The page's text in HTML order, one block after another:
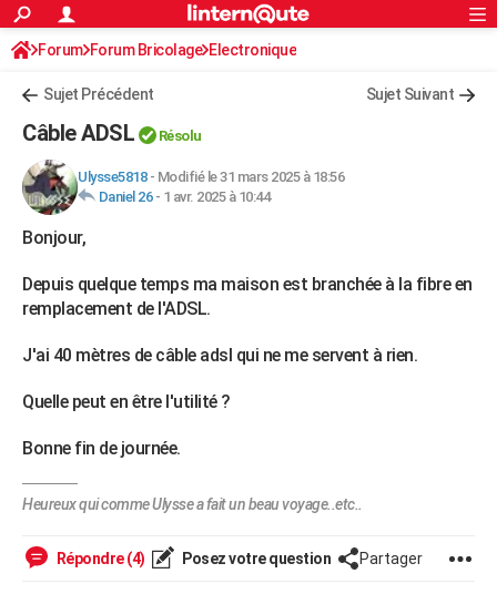
ACTUALITÉS
Politique
Société
Faits Divers
Education
Monde
Villes
+
FINANCE
Retraite
Impôts
Epargne
Immobilier
Risques naturels par ville
Banque
Assurance
Crédit
AUTO
Essais
Réserver un essai
Citadines
Berlines
SUV
Forum auto
+HIGH-TECH
Mobiles
Meilleur smartphone
Internet
Ordinateurs
Jeux vidéo
Guide high-tech
+BRICOLAGE
Destinations
Voyage nature
Voyage de noces
GUIDES D'ACHAT
S'inscrire
Connexion
Forum Forum Bricolage Electronique
Sujet Précédent Sujet Suivant
Câble ADSL Résolu
Ulysse5818- Modifié le 31 mars 2025 à 18:56
Daniel 26- 1 avr. 2025 à 10:44
Bonjour,
Depuis quelque temps ma maison est branchée à la fibre en
remplacement de l'ADSL.
J'ai 40 mètres de câble adsl qui ne me servent à rien.
Quelle peut en être l'utilité ?
Bonne fin de journée.
Heureux qui comme Ulysse a fait un beau voyage..etc..
Répondre (4) Posez votre question Partager